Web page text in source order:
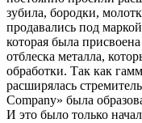
зубила, бородки,
продавались под
которая была
отблеска металла,
обработки. Так как
расширялась
Company» была
И это было только